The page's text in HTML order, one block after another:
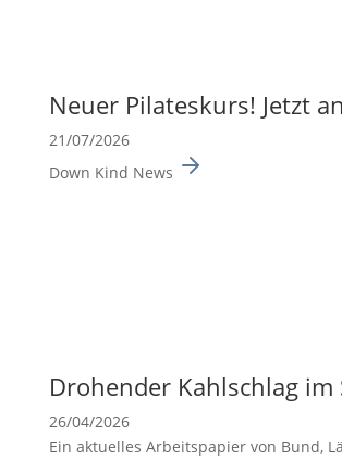
Neuer Pilates­kurs! Jetzt
21/07/2026
Down Kind News
Drohender Kahlschlag im
26/04/2026
Ein aktuelles Arbeits­pa­pier von Bund,